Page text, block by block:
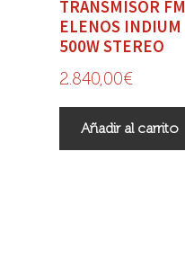
TRANSMISOR FM
ELENOS INDIUM
500W STEREO
2.840,00€
Añadir al carrito